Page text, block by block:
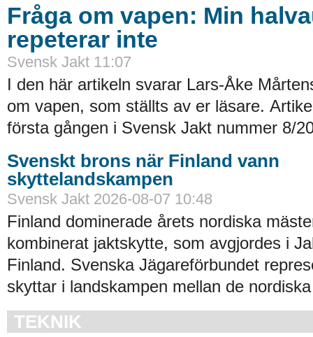
Fråga om vapen: Min
repeterar inte
Svensk Jakt 11:07
I den här artikeln svarar Lars-Åke
om vapen, som ställts av er läsare.
första gången i Svensk Jakt nummer 8/
Svenskt brons när Finland vann
skyttelandskampen
Svensk Jakt 2026-08-07 10:48
Finland dominerade årets nordiska
kombinerat jaktskytte, som avgjordes i
Finland. Svenska Jägareförbundet
skyttar i landskampen mellan de
TEKNIK